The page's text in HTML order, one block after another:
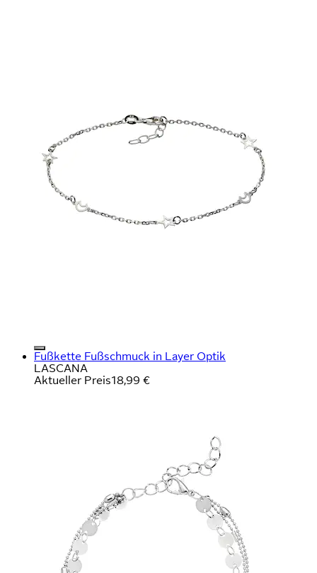
Fußkette Fußschmuck in Layer Optik
LASCANA
Aktueller Preis18,99 €